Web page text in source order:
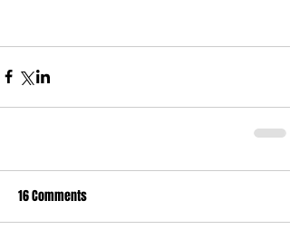
16 Comments